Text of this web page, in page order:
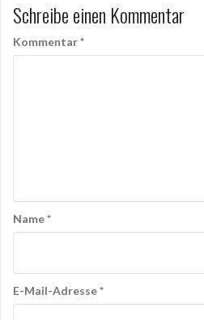
Schreibe einen Kommentar
Kommentar*
Name*
E-Mail-Adresse*